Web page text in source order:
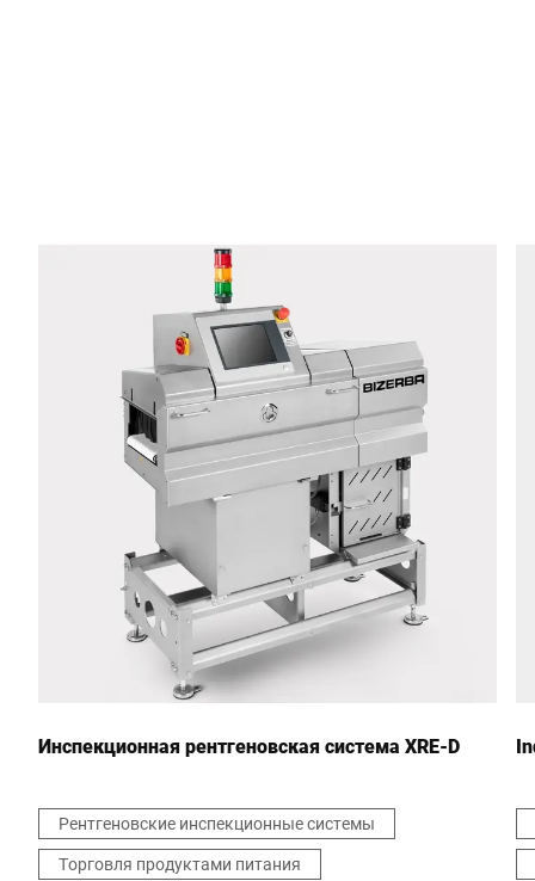
Почтовый индекс *
Ваше сообщение для нас *
Настоящим я подтверждаю, что согласен с использованием
Инспекционная рентгеновская система XRE-D
Рентгеновские инспекционные системы
Торговля продуктами питания